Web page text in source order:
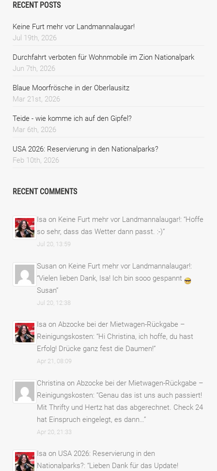
RECENT POSTS
Keine Furt mehr vor Landmannalaugar!
Jul 19th, 2026
Durchfahrt verboten für Wohnmobile im Zion Nationalpark
Jun 7th, 2026
Blaue Moorfrösche in der Oberlausitz
Mar 21st, 2026
Teide - wie komme ich auf den Gipfel?
Mar 6th, 2026
USA 2026: Reservierung in den Nationalparks?
Feb 10th, 2026
RECENT COMMENTS
Isa on Keine Furt mehr vor Landmannalaugar!: “Hoffe
so sehr, dass das Wetter dann passt. :-)”
Jul 20, 13:59
Susan on Keine Furt mehr vor Landmannalaugar!:
“Vielen lieben Dank, Isa! Ich bin sooo gespannt
Susan”
Jul 20, 12:38
Isa onAbzocke bei der Mietwagen-Rückgabe –
Reinigungskosten: “Hi Christina, ich hoffe, du hast
Erfolg! Drücke ganz fest die Daumen!”
Apr 21, 08:09
Christina onAbzocke bei der Mietwagen-Rückgabe –
Reinigungskosten: “Genau das ist uns auch passiert!
Mit Thrifty und Hertz hat das abgerechnet. Check 24
hat Einspruch eingelegt, es dann…”
Apr 20, 21:33
Isa on USA 2026: Reservierung in den
Nationalparks?: “Lieben Dank für das Update!